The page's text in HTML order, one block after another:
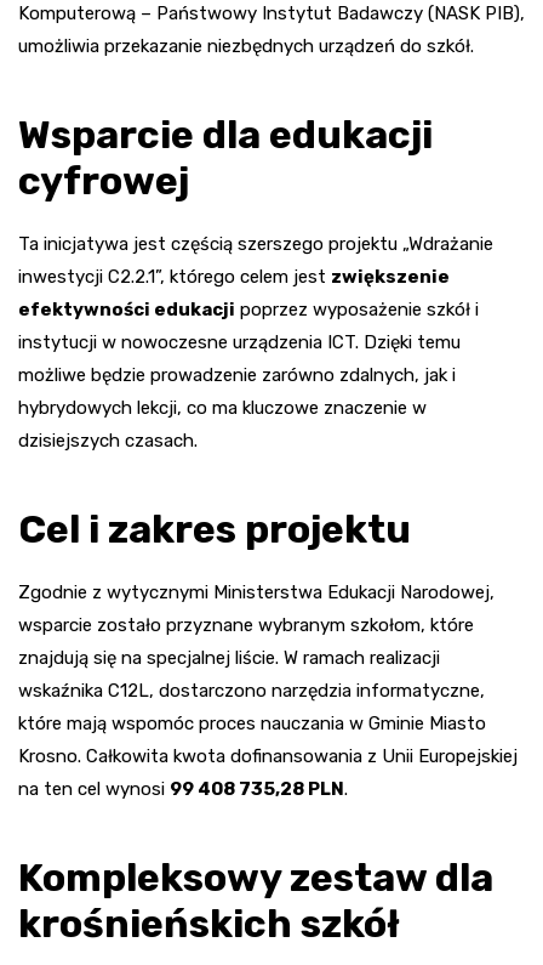
Komputerową – Państwowy Instytut Badawczy (NASK PIB),
umożliwia przekazanie niezbędnych urządzeń do szkół.
Wsparcie dla edukacji
cyfrowej
Ta inicjatywa jest częścią szerszego projektu „Wdrażanie
inwestycji C2.2.1”, którego celem jest zwiększenie
efektywności edukacji poprzez wyposażenie szkół i
instytucji w nowoczesne urządzenia ICT. Dzięki temu
możliwe będzie prowadzenie zarówno zdalnych, jak i
hybrydowych lekcji, co ma kluczowe znaczenie w
dzisiejszych czasach.
Cel i zakres projektu
Zgodnie z wytycznymi Ministerstwa Edukacji Narodowej,
wsparcie zostało przyznane wybranym szkołom, które
znajdują się na specjalnej liście. W ramach realizacji
wskaźnika C12L, dostarczono narzędzia informatyczne,
które mają wspomóc proces nauczania w Gminie Miasto
Krosno. Całkowita kwota dofinansowania z Unii Europejskiej
na ten cel wynosi 99 408 735,28 PLN.
Kompleksowy zestaw dla
krośnieńskich szkół